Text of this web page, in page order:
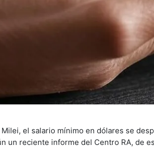
el salario mínimo en dólares se
un reciente informe del Centro RA, de